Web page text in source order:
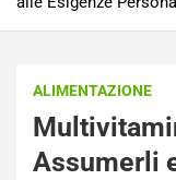
ALIMENTAZIONE
Assumerli